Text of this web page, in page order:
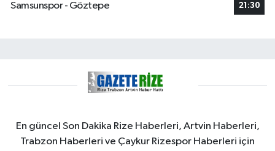
Samsunspor - Göztepe
21:30
En güncel Son Dakika Rize Haberleri, Artvin Haberleri,
Trabzon Haberleri ve Çaykur Rizespor Haberleri için